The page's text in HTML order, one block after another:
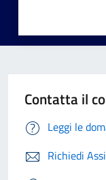
Contatta il
Leggi le
Richiedi